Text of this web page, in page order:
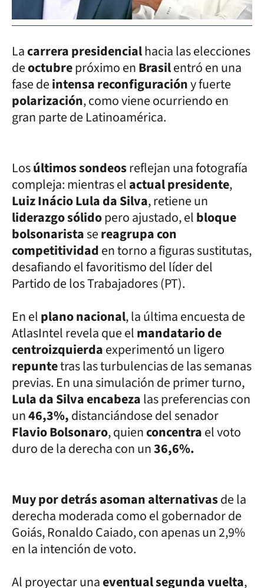
Lacarrera presidencialhacia las elecciones
deoctubrepróximo enBrasilentró en una
fase deintensa reconfiguracióny fuerte
polarización, como viene ocurriendo en
gran parte de Latinoamérica.
Losúltimos sondeosreflejan una fotografía
compleja: mientras elactual presidente,
Luiz Inácio Lula da Silva, retiene un
liderazgo sólidopero ajustado, elbloque
bolsonaristasereagrupa con
competitividaden torno a figuras sustitutas,
desafiando el favoritismo del líder del
Partido de los Trabajadores (PT).
En elplano nacional, la última encuesta de
AtlasIntel revela que elmandatario de
centroizquierdaexperimentó un ligero
repuntetras las turbulencias de las semanas
previas. En una simulación de primer turno,
Lula da Silva encabezalas preferencias con
un46,3%,distanciándose del senador
Flavio Bolsonaro, quienconcentrael voto
duro de la derecha con un36,6%.
Muy por detrás asoman alternativasde la
derecha moderada como el gobernador de
Goiás, Ronaldo Caiado, con apenas un 2,9%
en la intención de voto.
Al proyectar unaeventual segunda vuelta,